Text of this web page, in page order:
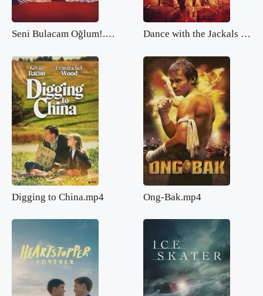
Seni Bulacam Oğlum!.mp4 Dance with the Jackals 2.mp4
Digging to China.mp4 Ong-Bak.mp4